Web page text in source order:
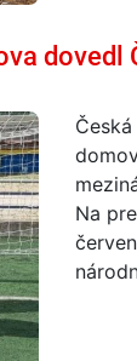
dovedl
Na